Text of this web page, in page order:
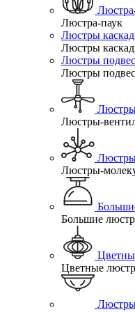
Люстра-паук
Люстры
Люстры
Люстры
Люстры
Люстры-
Люстры-
Большие
Цветные